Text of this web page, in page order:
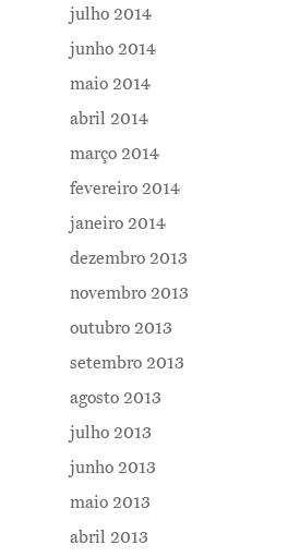
julho 2014
junho 2014
maio 2014
abril 2014
março 2014
fevereiro 2014
janeiro 2014
dezembro 2013
novembro 2013
outubro 2013
setembro 2013
agosto 2013
julho 2013
junho 2013
maio 2013
abril 2013